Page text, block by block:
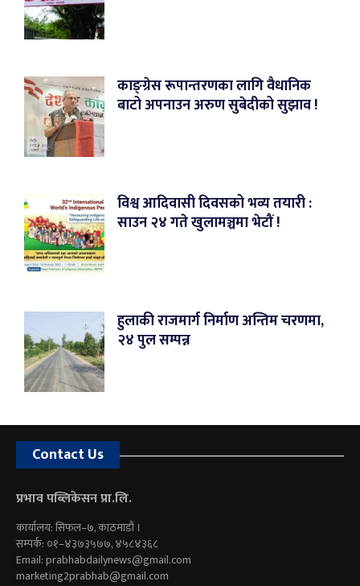
काङ्ग्रेस रूपान्तरणका लागि वैधानिक
बाटो अपनाउन अरुण सुबेदीको सुझाव !
विश्व आदिवासी दिवसको भव्य तयारी :
साउन २४ गते खुलामञ्चमा भेटौं !
हुलाकी राजमार्ग निर्माण अन्तिम चरणमा,
२४ पुल सम्पन्न
Contact Us
प्रभाव पब्लिकेसन प्रा.लि.
कार्यालय: सिफल–७, काठमाडौं ।
सम्पर्क: ०१–४३७३५७७, ४५८४३६८
Email:prabhabdailynews@gmail.com
marketing2prabhab@gmail.com